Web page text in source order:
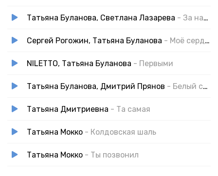
Татьяна Буланова, Светлана Лазарева - За нас красивых
Сергей Рогожин, Татьяна Буланова - Моё сердце бьётся
NILETTO, Татьяна Буланова - Первыми
Татьяна Буланова, Дмитрий Прянов - Белый снег
Татьяна Дмитриевна - Та самая
Татьяна Мокко - Колдовская шаль
Татьяна Мокко - Ты позвонил